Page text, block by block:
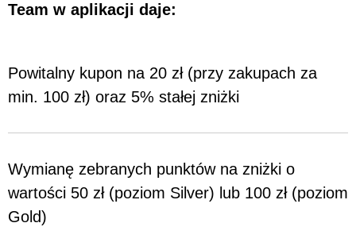
Team w aplikacji daje:
Powitalny kupon na 20 zł (przy zakupach za
min. 100 zł) oraz 5% stałej zniżki
Wymianę zebranych punktów na zniżki o
wartości 50 zł (poziom Silver) lub 100 zł (poziom
Gold)